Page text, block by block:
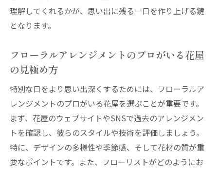
理解してくれるかが、思い出に残る一日を作り上げる鍵
となります。
フローラルアレンジメントのプロがいる花屋
の見極め方
特別な日をより思い出深くするためには、フローラルア
レンジメントのプロがいる花屋を選ぶことが重要です。
まず、花屋のウェブサイトやSNSで過去のアレンジメン
トを確認し、彼らのスタイルや技術を評価しましょう。
特に、デザインの多様性や季節感、そして花材の質が重
要なポイントです。また、フローリストがどのようにお